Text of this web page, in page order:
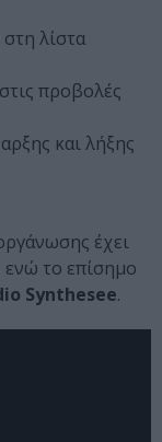
λίστα
προβολές
και λήξης
έχει
ενώ το επίσημο
Synthesee.